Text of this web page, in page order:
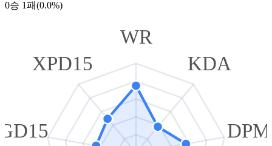
0승 1패(0.0%)
WR
KDA
DPM
XPD15